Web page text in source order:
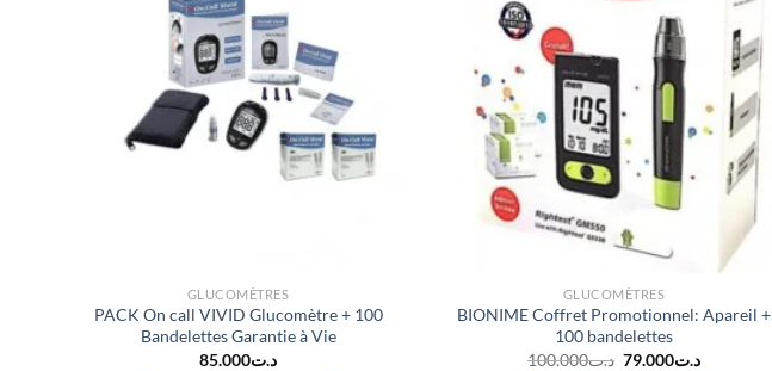
GLUCOMÈTRES
PACK On call VIVID Glucomètre + 100
Bandelettes Garantie à Vie
د.ت85.000
GLUCOMÈTRES
BIONIME Coffret Promotionnel: Apareil +
100 bandelettes
د.ت100.000
Le
د.ت79.000
Le